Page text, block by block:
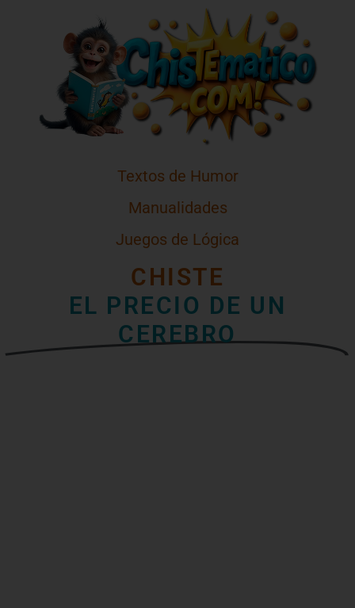
Textos de Humor
Manualidades
Juegos de Lógica
CHISTE
EL PRECIO DE UN
CEREBRO